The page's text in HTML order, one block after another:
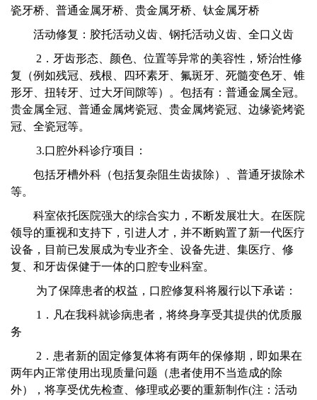
瓷牙桥、普通金属牙桥、贵金属牙桥、钛金属牙桥
活动修复：胶托活动义齿、钢托活动义齿、全口义齿
2．牙齿形态、颜色、位置等异常的美容性，矫治性修
复（例如残冠、残根、四环素牙、氟斑牙、死髓变色牙、锥
形牙、扭转牙、过大牙间隙等）。包括有：普通金属全冠。
贵金属全冠、普通金属烤瓷冠、贵金属烤瓷冠、边缘瓷烤瓷
冠、全瓷冠等。
3.口腔外科诊疗项目：
包括牙槽外科（包括复杂阻生齿拔除）、普通牙拔除术
等。
科室依托医院强大的综合实力，不断发展壮大。在医院
领导的重视和支持下，引进人才，并不断购置了新一代医疗
设备，目前已发展成为专业齐全、设备先进、集医疗、修
复、和牙齿保健于一体的口腔专业科室。
为了保障患者的权益，口腔修复科将履行以下承诺：
1．凡在我科就诊病患者，将终身享受其提供的优质服
务
2．患者新的固定修复体将有两年的保修期，即如果在
两年内正常使用出现质量问题（患者使用不当造成的除
外），将享受优先检查、修理或必要的重新制作(注：活动